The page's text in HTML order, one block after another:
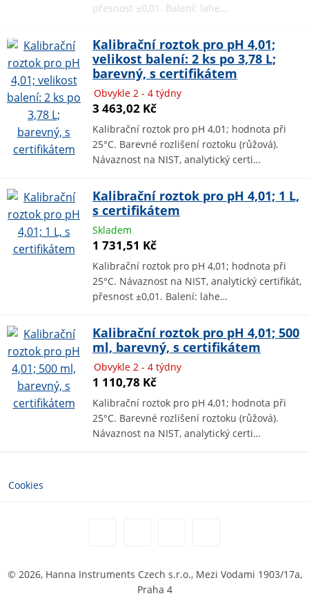
přesnost ±0,01. Balení: lahe…
Kalibrační roztok pro pH 4,01;
velikost balení: 2 ks po 3,78 L;
barevný, s certifikátem
Obvykle 2 - 4 týdny
3 463,02 Kč
Kalibrační roztok pro pH 4,01; hodnota při
25°C. Barevné rozlišení roztoku (růžová).
Návaznost na NIST, analytický certi…
Kalibrační roztok pro pH 4,01; 1 L,
s certifikátem
Skladem
1 731,51 Kč
Kalibrační roztok pro pH 4,01; hodnota při
25°C. Návaznost na NIST, analytický certifikát,
přesnost ±0,01. Balení: lahe…
Kalibrační roztok pro pH 4,01; 500
ml, barevný, s certifikátem
Obvykle 2 - 4 týdny
1 110,78 Kč
Kalibrační roztok pro pH 4,01; hodnota při
25°C. Barevné rozlišení roztoku (růžová).
Návaznost na NIST, analytický certi…
Cookies
© 2026, Hanna Instruments Czech s.r.o., Mezi Vodami 1903/17a,
Praha 4